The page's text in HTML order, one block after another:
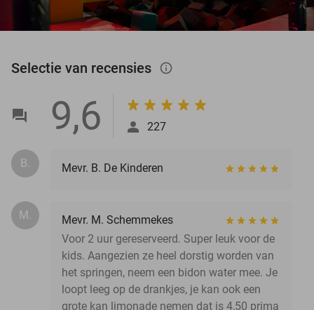
Selectie van recensies info_outlined
9,6 227
B. Mevr. B. De Kinderen
M.
Mevr. M. Schemmekes
Voor 2 uur gereserveerd. Super leuk voor de
kids. Aangezien ze heel dorstig worden van
het springen, neem een bidon water mee. Je
loopt leeg op de drankjes, je kan ook een
grote kan limonade nemen dat is 4,50 prima